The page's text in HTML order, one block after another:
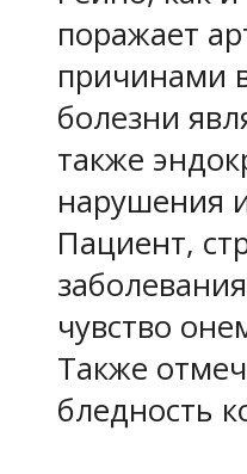
поражает
причинами
болезни
также
нарушения
Пациент,
чувство
Также
бледность